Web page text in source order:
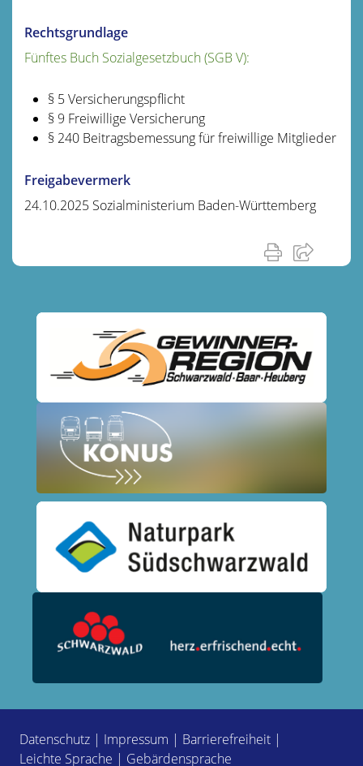
Rechtsgrundlage
Fünftes Buch Sozialgesetzbuch (SGB V):
§ 5 Versicherungspflicht
§ 9 Freiwillige Versicherung
§ 240 Beitragsbemessung für freiwillige Mitglieder
Freigabevermerk
24.10.2025 Sozialministerium Baden-Württemberg
Datenschutz | Impressum | Barrierefreiheit |
Leichte Sprache | Gebärdensprache